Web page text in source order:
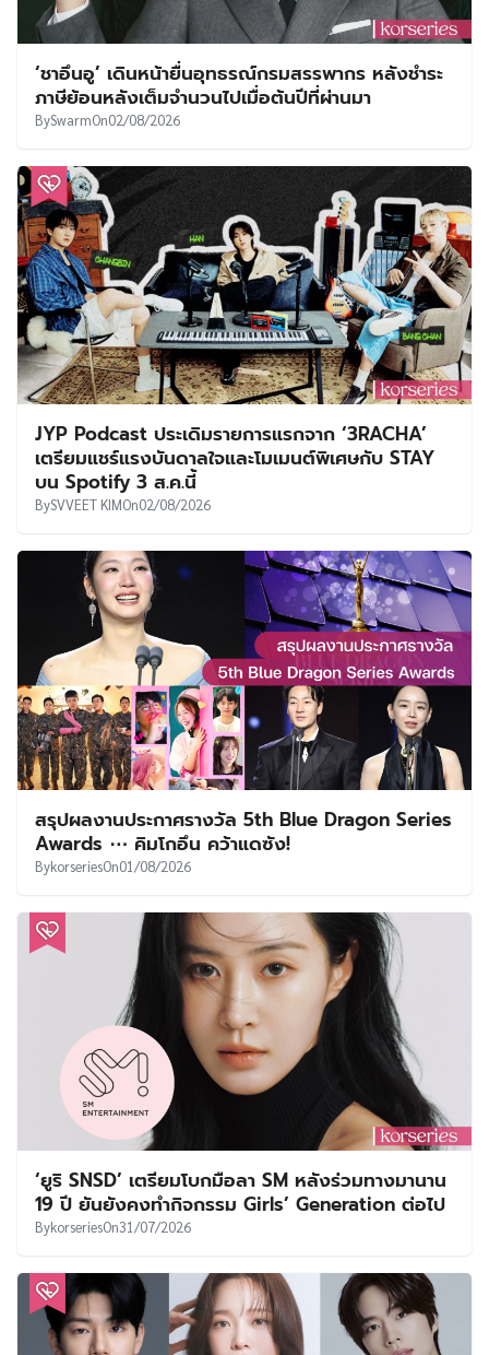
‘ชาอึนอู’ เดินหน้ายื่นอุทธรณ์กรมสรรพากร หลังชำระ
ภาษีย้อนหลังเต็มจำนวนไปเมื่อต้นปีที่ผ่านมา
BySwarmOn02/08/2026
JYP Podcast ประเดิมรายการแรกจาก ‘3RACHA’
เตรียมแชร์แรงบันดาลใจและโมเมนต์พิเศษกับ STAY
บน Spotify 3 ส.ค.นี้
BySVVEET KIMOn02/08/2026
สรุปผลงานประกาศรางวัล 5th Blue Dragon Series
Awards ⋯ คิมโกอึน คว้าแดซัง!
BykorseriesOn01/08/2026
‘ยูริ SNSD’ เตรียมโบกมือลา SM หลังร่วมทางมานาน
19 ปี ยันยังคงทำกิจกรรม Girls’ Generation ต่อไป
BykorseriesOn31/07/2026